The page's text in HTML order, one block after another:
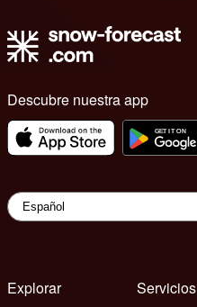
Descubre nuestra app
Explorar
Servicios